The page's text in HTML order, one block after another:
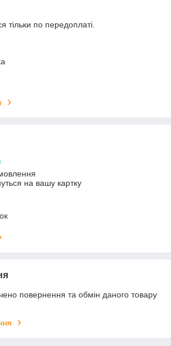
тільки по передоплаті.
на вашу картку
повернення та обмін даного товару